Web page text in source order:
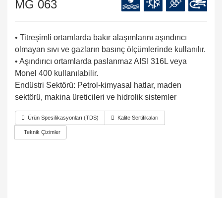
MG 063
• Titreşimli ortamlarda bakır alaşımlarını aşındırıcı
olmayan sıvı ve gazların basınç ölçümlerinde kullanılır.
• Aşındırıcı ortamlarda paslanmaz AISI 316L veya
Monel 400 kullanılabilir.
Endüstri Sektörü: Petrol-kimyasal hatlar, maden
sektörü, makina üreticileri ve hidrolik sistemler
Ürün Spesifikasyonları (TDS) Kalite Sertifikaları
Teknik Çizimler